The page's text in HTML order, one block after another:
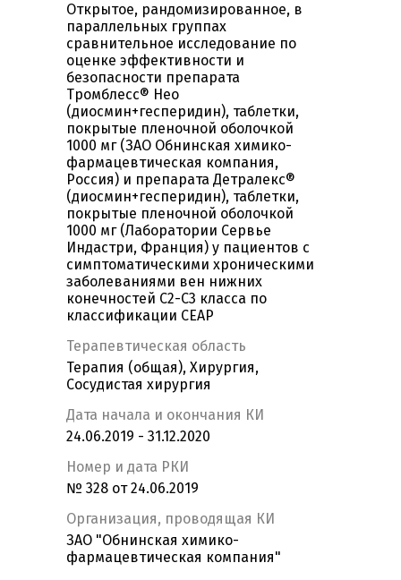
Открытое, рандомизированное, в
параллельных группах
сравнительное исследование по
оценке эффективности и
безопасности препарата
Тромблесс® Нео
(диосмин+гесперидин), таблетки,
покрытые пленочной оболочкой
1000 мг (ЗАО Обнинская химико-
фармацевтическая компания,
Россия) и препарата Детралекс®
(диосмин+гесперидин), таблетки,
покрытые пленочной оболочкой
1000 мг (Лаборатории Сервье
Индастри, Франция) у пациентов с
симптоматическими хроническими
заболеваниями вен нижних
конечностей С2-C3 класса по
классификации СЕАР
Терапевтическая область
Терапия (общая), Хирургия,
Сосудистая хирургия
Дата начала и окончания КИ
24.06.2019 - 31.12.2020
Номер и дата РКИ
№ 328 от 24.06.2019
Организация, проводящая КИ
ЗАО "Обнинская химико-
фармацевтическая компания"